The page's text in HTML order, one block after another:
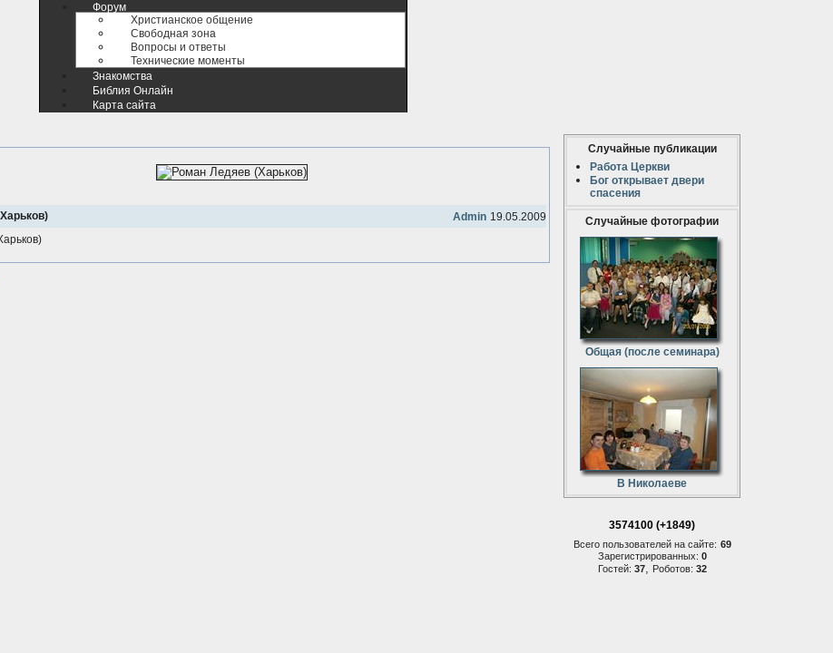
Форум
Христианское общение
Свободная зона
Вопросы и ответы
Технические моменты
Знакомства
Библия Онлайн
Карта сайта
Admin 19.05.2009
Случайные публикации
Работа Церкви
Бог открывает двери
спасения
Случайные фотографии
Общая (после семинара)
В Николаеве
3574100 (+1849)
Всего пользователей на сайте: 69
Зарегистрированных: 0
Гостей: 37, Роботов: 32